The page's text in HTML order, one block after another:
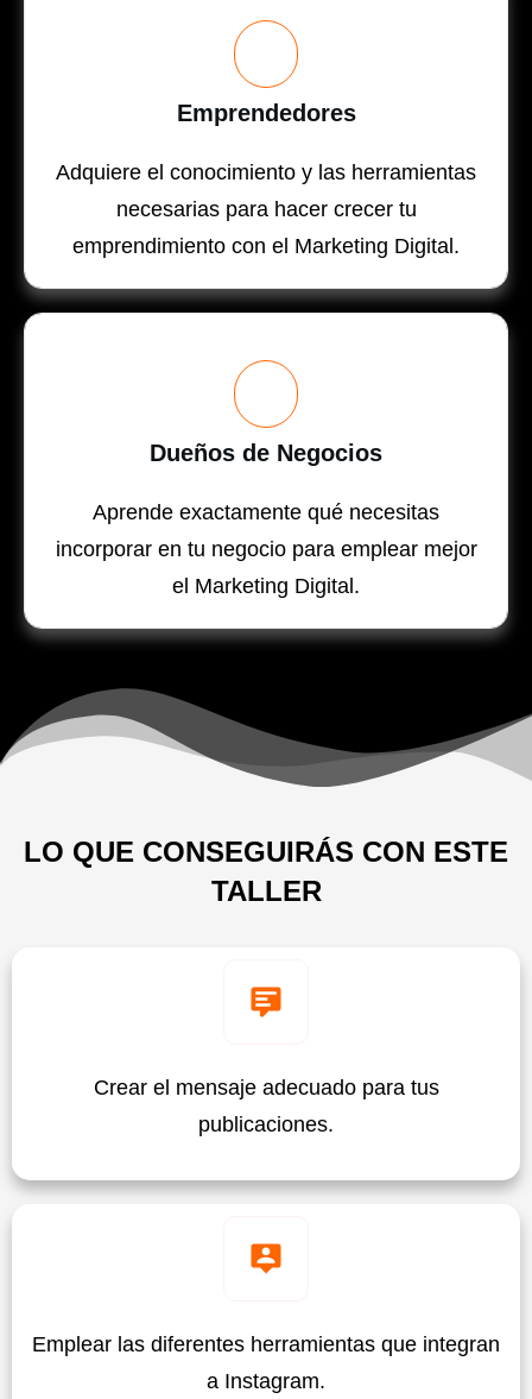
Emprendedores
Adquiere el conocimiento y las herramientas
necesarias para hacer crecer tu
emprendimiento con el Marketing Digital.
Dueños de Negocios
Aprende exactamente qué necesitas
incorporar en tu negocio para emplear mejor
el Marketing Digital.
LO QUE CONSEGUIRÁS CON ESTE
TALLER
Crear el mensaje adecuado para tus
publicaciones.
Emplear las diferentes herramientas que integran
a Instagram.